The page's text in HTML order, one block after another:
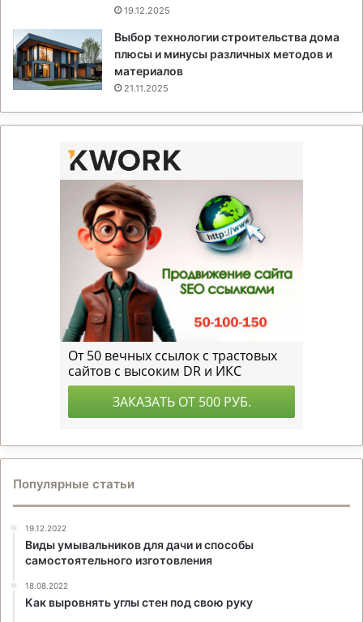
19.12.2025
Выбор технологии строительства дома
плюсы и минусы различных методов и
материалов
21.11.2025
Популярные статьи
19.12.2022
Виды умывальников для дачи и способы
самостоятельного изготовления
18.08.2022
Как выровнять углы стен под свою руку